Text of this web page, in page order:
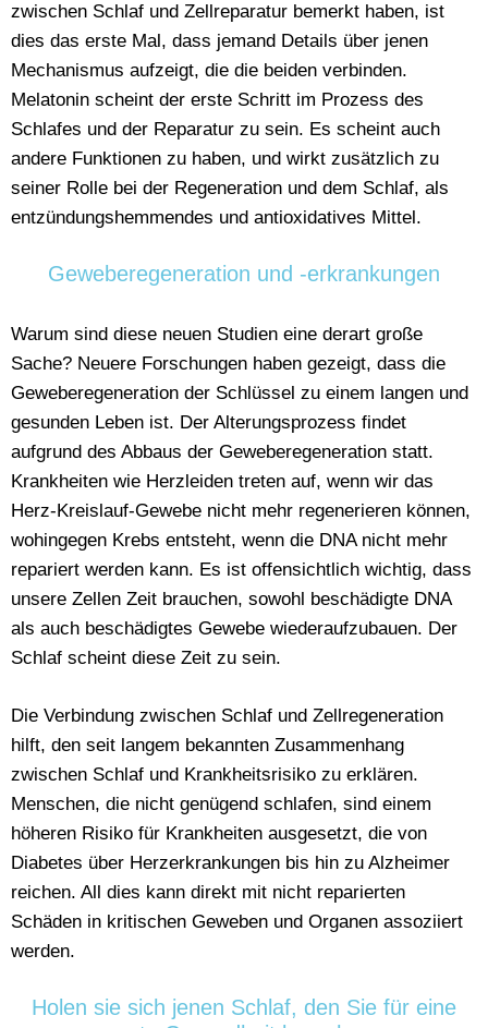
zwischen Schlaf und Zellreparatur bemerkt haben, ist
dies das erste Mal, dass jemand Details über jenen
Mechanismus aufzeigt, die die beiden verbinden.
Melatonin scheint der erste Schritt im Prozess des
Schlafes und der Reparatur zu sein. Es scheint auch
andere Funktionen zu haben, und wirkt zusätzlich zu
seiner Rolle bei der Regeneration und dem Schlaf, als
entzündungshemmendes und antioxidatives Mittel.
Geweberegeneration und -erkrankungen
Warum sind diese neuen Studien eine derart große
Sache? Neuere Forschungen haben gezeigt, dass die
Geweberegeneration der Schlüssel zu einem langen und
gesunden Leben ist. Der Alterungsprozess findet
aufgrund des Abbaus der Geweberegeneration statt.
Krankheiten wie Herzleiden treten auf, wenn wir das
Herz-Kreislauf-Gewebe nicht mehr regenerieren können,
wohingegen Krebs entsteht, wenn die DNA nicht mehr
repariert werden kann. Es ist offensichtlich wichtig, dass
unsere Zellen Zeit brauchen, sowohl beschädigte DNA
als auch beschädigtes Gewebe wiederaufzubauen. Der
Schlaf scheint diese Zeit zu sein.
Die Verbindung zwischen Schlaf und Zellregeneration
hilft, den seit langem bekannten Zusammenhang
zwischen Schlaf und Krankheitsrisiko zu erklären.
Menschen, die nicht genügend schlafen, sind einem
höheren Risiko für Krankheiten ausgesetzt, die von
Diabetes über Herzerkrankungen bis hin zu Alzheimer
reichen. All dies kann direkt mit nicht reparierten
Schäden in kritischen Geweben und Organen assoziiert
werden.
Holen sie sich jenen Schlaf, den Sie für eine